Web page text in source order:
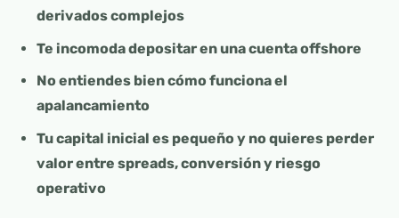
derivados complejos
Te incomoda depositar en una cuenta offshore
No entiendes bien cómo funciona el
apalancamiento
Tu capital inicial es pequeño y no quieres perder
valor entre spreads, conversión y riesgo
operativo